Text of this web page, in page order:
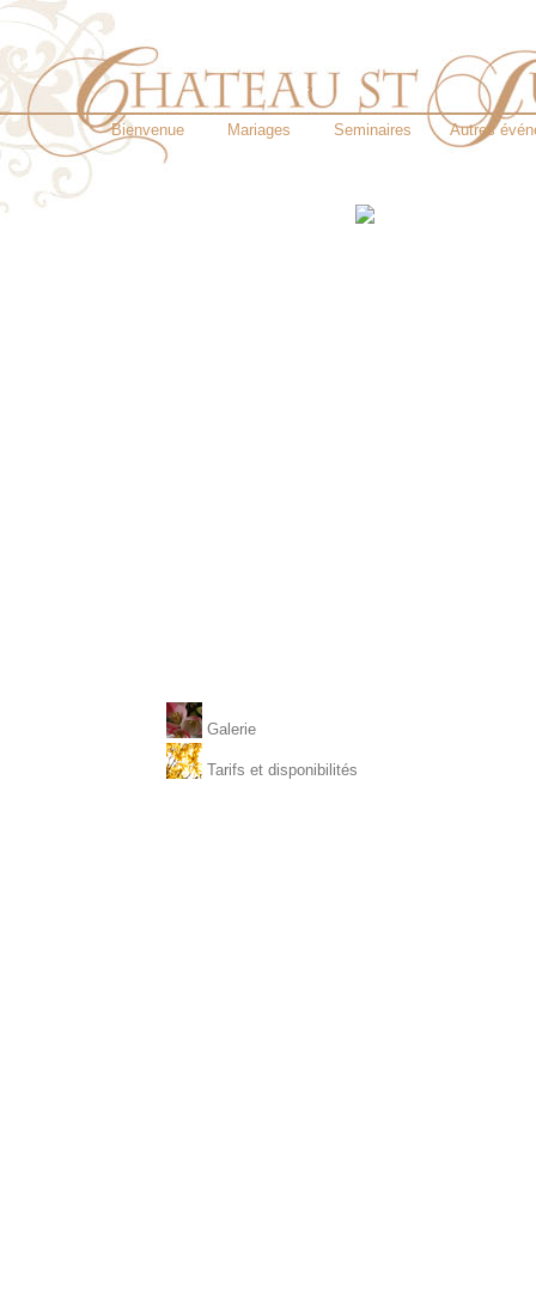
Bienvenue Mariages Seminaires Autres
Galerie
Tarifs et disponibilités